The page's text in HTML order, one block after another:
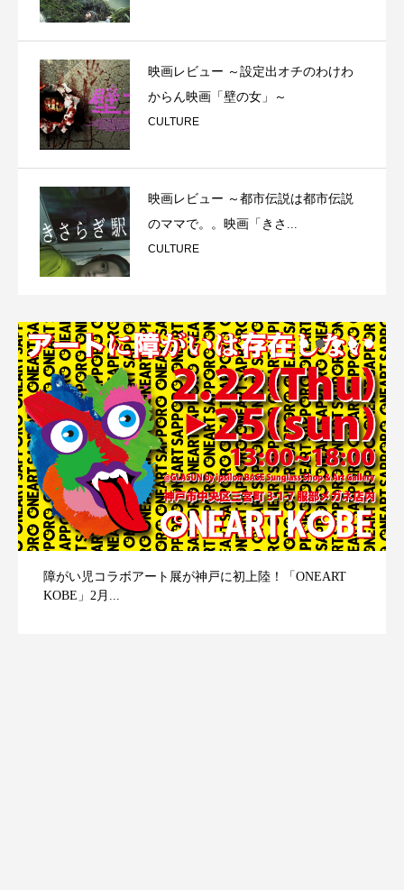
映画レビュー ～設定出オチのわけわ
からん映画「壁の女」～
CULTURE
映画レビュー ～都市伝説は都市伝説
のママで。。映画「きさ...
CULTURE
障がい児コラボアート展が神戸に初上陸！「ONEART
KOBE」2月...